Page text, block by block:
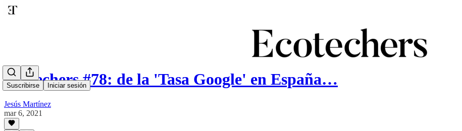
Suscribirse Iniciar sesión
Ecotechers #78: de la 'Tasa Google' en España…
Jesús Martínez
mar 6, 2021